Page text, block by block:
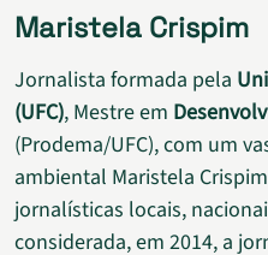
Maristela Crispim
Jornalista formada pela
(UFC), Mestre em
(Prodema/UFC), com um
ambiental Maristela
jornalísticas locais,
considerada, em 2014, a